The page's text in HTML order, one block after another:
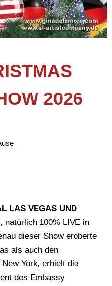
2026
LAS VEGAS UND
, natürlich 100% LIVE in
dieser Show eroberte
als auch den
York, erhielt die
des Embassy